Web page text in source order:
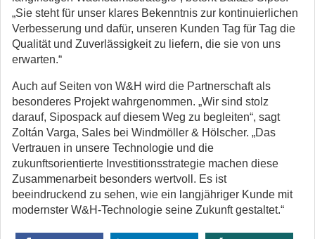
„Sie steht für unser klares Bekenntnis zur kontinuierlichen
Verbesserung und dafür, unseren Kunden Tag für Tag die
Qualität und Zuverlässigkeit zu liefern, die sie von uns
erwarten.“
Auch auf Seiten von W&H wird die Partnerschaft als
besonderes Projekt wahrgenommen. „Wir sind stolz
darauf, Sipospack auf diesem Weg zu begleiten“, sagt
Zoltán Varga, Sales bei Windmöller & Hölscher. „Das
Vertrauen in unsere Technologie und die
zukunftsorientierte Investitionsstrategie machen diese
Zusammenarbeit besonders wertvoll. Es ist
beeindruckend zu sehen, wie ein langjähriger Kunde mit
modernster W&H-Technologie seine Zukunft gestaltet.“